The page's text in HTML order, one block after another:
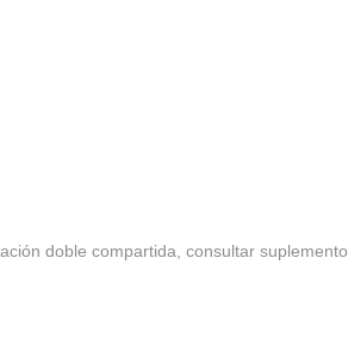
doble compartida, consultar suplemento